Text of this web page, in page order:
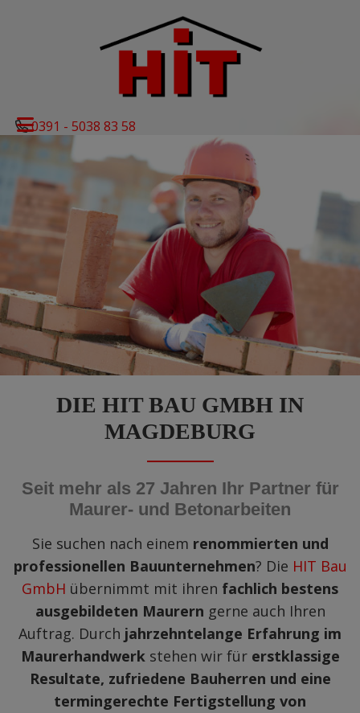
0391 - 5038 83 58
DIE HIT BAU GMBH IN
MAGDEBURG
Seit mehr als 27 Jahren Ihr Partner für
Maurer- und Betonarbeiten
Sie suchen nach einem renommierten und
professionellen Bauunternehmen? Die HIT Bau
GmbH übernimmt mit ihren fachlich bestens
ausgebildeten Maurern gerne auch Ihren
Auftrag. Durch jahrzehntelange Erfahrung im
Maurerhandwerkstehen wir für erstklassige
Resultate, zufriedene Bauherren und eine
termingerechte Fertigstellung von